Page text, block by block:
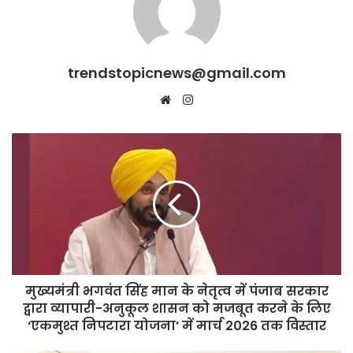
trendstopicnews@gmail.com
Website
सरकार
व्यापारी-
अनुकूल
मुख्यमंत्री भगवंत सिंह मान के नेतृत्व में पंजाब सरकार
द्वारा व्यापारी-अनुकूल शासन को मजबूत करने के लिए
‘एकमुश्त निपटारा योजना’ में मार्च 2026 तक विस्तार